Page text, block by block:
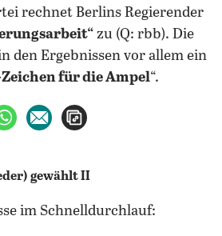
rechnet Berlins Regierender
zu (Q: rbb). Die
den Ergebnissen vor allem ein
für die Ampel“.
teilen
X teilen
per WhatsApp teilen
per E-Mail teilen
im Schnelldurchlauf: